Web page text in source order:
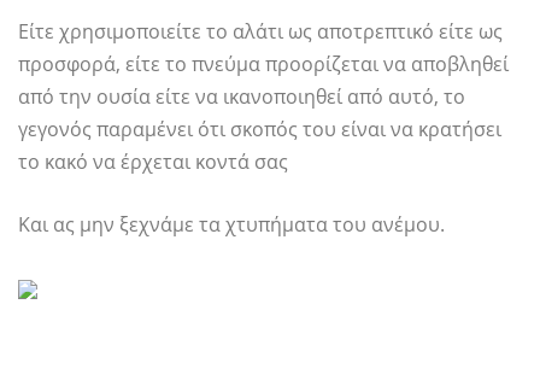
Είτε χρησιμοποιείτε το αλάτι ως αποτρεπτικό είτε ως
προσφορά, είτε το πνεύμα προορίζεται να αποβληθεί
από την ουσία είτε να ικανοποιηθεί από αυτό, το
γεγονός παραμένει ότι σκοπός του είναι να κρατήσει
το κακό να έρχεται κοντά σας
Και ας μην ξεχνάμε τα χτυπήματα του ανέμου.